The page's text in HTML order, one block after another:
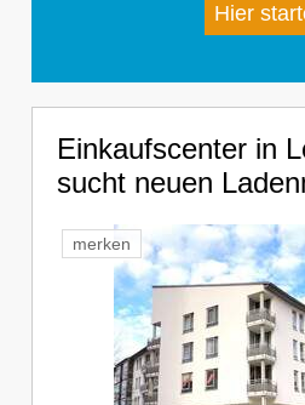
Hier
Einkaufscenter in
sucht neuen
merken